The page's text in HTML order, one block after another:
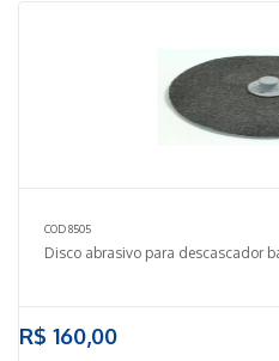
COD 8505
Disco abrasivo para descascador
R$ 160,00